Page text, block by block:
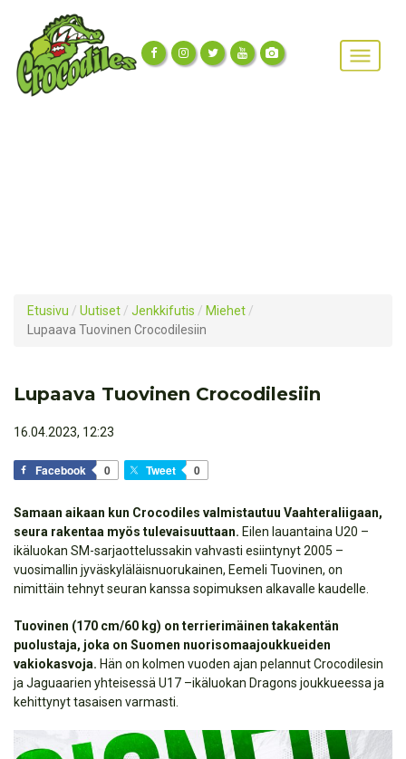
Etusivu / Uutiset / Jenkkifutis / Miehet /
Lupaava Tuovinen Crocodilesiin
Lupaava Tuovinen Crocodilesiin
16.04.2023, 12:23
Facebook 0 Tweet 0
Samaan aikaan kun Crocodiles valmistautuu Vaahteraliigaan,
seura rakentaa myös tulevaisuuttaan. Eilen lauantaina U20 –
ikäluokan SM-sarjaottelussakin vahvasti esiintynyt 2005 –
vuosimallin jyväskyläläisnuorukainen, Eemeli Tuovinen, on
nimittäin tehnyt seuran kanssa sopimuksen alkavalle kaudelle.
Tuovinen (170 cm/60 kg) on terrierimäinen takakentän
puolustaja, joka on Suomen nuorisomaajoukkueiden
vakiokasvoja. Hän on kolmen vuoden ajan pelannut Crocodilesin
ja Jaguaarien yhteisessä U17 –ikäluokan Dragons joukkueessa ja
kehittynyt tasaisen varmasti.